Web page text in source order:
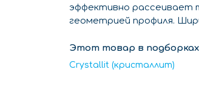
эффективно рассеивает
геометрией профиля.
Этот товар в
Crystallit (кристаллит)